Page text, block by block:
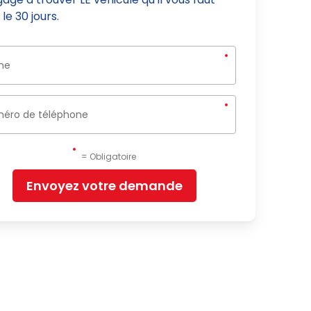
30 jours.
= Obligatoire
Envoyez votre demande